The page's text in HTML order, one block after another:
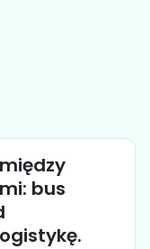
bus